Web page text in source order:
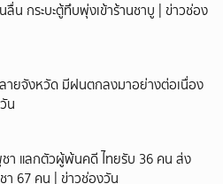
น กระบะตู้ทึบพุ่งเข้าร้านชาบู | ข่าวช่อง
ยจังหวัด มีฝนตกลงมาอย่างต่อเนื่อง
น
า แลกตัวผู้พ้นคดี ไทยรับ 36 คน ส่ง
67 คน | ข่าวช่องวัน